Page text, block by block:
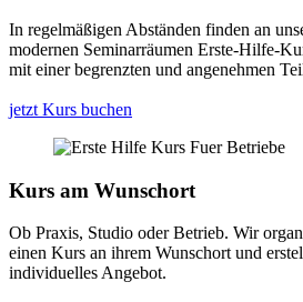
In regelmäßigen Abständen finden an
modernen Seminarräumen Erste-Hilfe-
mit einer begrenzten und angenehmen
jetzt Kurs buchen
Kurs am Wunschort
Ob Praxis, Studio oder Betrieb. Wir
einen Kurs an ihrem Wunschort und
individuelles Angebot.